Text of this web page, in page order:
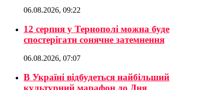
06.08.2026, 09:22
12 серпня у Тернополі можна буде
спостерігати сонячне затемнення
06.08.2026, 07:07
В Україні відбудеться найбільший
культурний марафон до Дня